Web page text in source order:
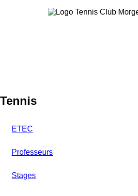
Tennis
ETEC
Professeurs
Stages